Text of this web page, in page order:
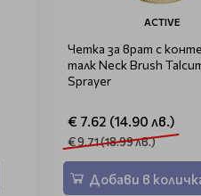
ACTIVE
Четка за врат с
талк Neck Brush
Sprayer
€ 7.62 (14.90 лв.)
€ 9.71 (18.99 лв.)
Добави в